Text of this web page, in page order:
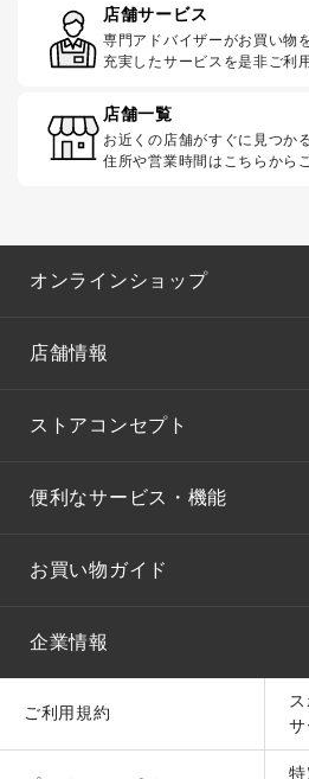
店舗サービス
専門アドバイザーがお買い物
充実したサービスを是非ご利
店舗一覧
お近くの店舗がすぐに見つか
住所や営業時間はこちらから
オンラインショップ
店舗情報
ストアコンセプト
便利なサービス・機能
お買い物ガイド
企業情報
ご利用規約
特